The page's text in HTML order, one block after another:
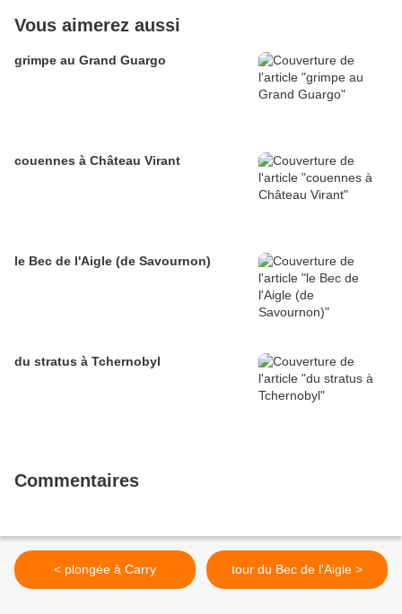
Vous aimerez aussi
grimpe au Grand Guargo
couennes à Château Virant
le Bec de l'Aigle (de Savournon)
du stratus à Tchernobyl
Commentaires
< plongée à Carry tour du Bec de l'Aigle >